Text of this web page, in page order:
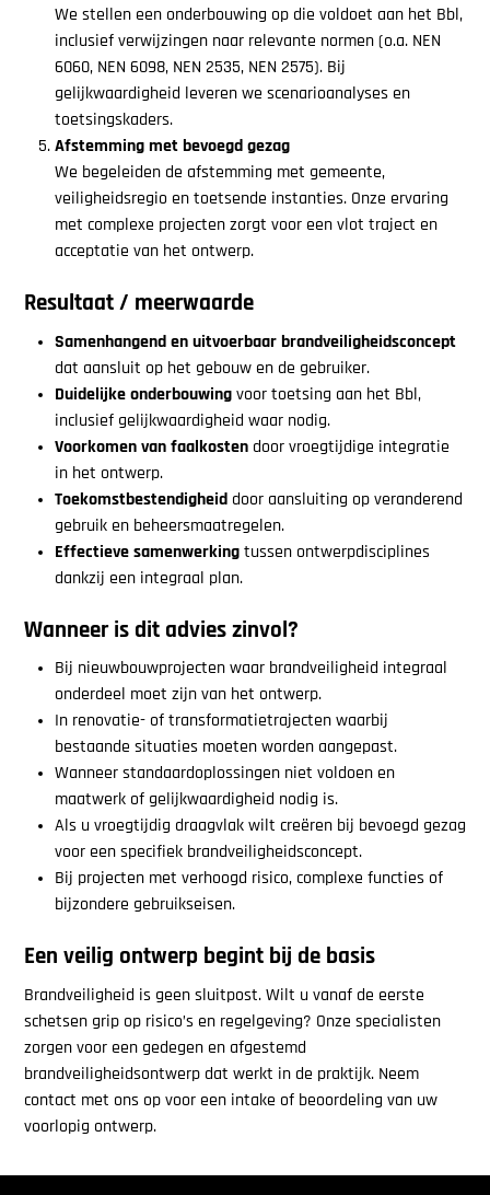
We stellen een onderbouwing op die voldoet aan het Bbl,
inclusief verwijzingen naar relevante normen (o.a. NEN
6060, NEN 6098, NEN 2535, NEN 2575). Bij
gelijkwaardigheid leveren we scenarioanalyses en
toetsingskaders.
Afstemming met bevoegd gezag
We begeleiden de afstemming met gemeente,
veiligheidsregio en toetsende instanties. Onze ervaring
met complexe projecten zorgt voor een vlot traject en
acceptatie van het ontwerp.
Resultaat / meerwaarde
Samenhangend en uitvoerbaar brandveiligheidsconcept
dat aansluit op het gebouw en de gebruiker.
Duidelijke onderbouwingvoor toetsing aan het Bbl,
inclusief gelijkwaardigheid waar nodig.
Voorkomen van faalkostendoor vroegtijdige integratie
in het ontwerp.
Toekomstbestendigheid door aansluiting op veranderend
gebruik en beheersmaatregelen.
Effectieve samenwerkingtussen ontwerpdisciplines
dankzij een integraal plan.
Wanneer is dit advies zinvol?
Bij nieuwbouwprojecten waar brandveiligheid integraal
onderdeel moet zijn van het ontwerp.
In renovatie- of transformatietrajecten waarbij
bestaande situaties moeten worden aangepast.
Wanneer standaardoplossingen niet voldoen en
maatwerk of gelijkwaardigheid nodig is.
Als u vroegtijdig draagvlak wilt creëren bij bevoegd gezag
voor een specifiek brandveiligheidsconcept.
Bij projecten met verhoogd risico, complexe functies of
bijzondere gebruikseisen.
Een veilig ontwerp begint bij de basis
Brandveiligheid is geen sluitpost. Wilt u vanaf de eerste
schetsen grip op risico’s en regelgeving? Onze specialisten
zorgen voor een gedegen en afgestemd
brandveiligheidsontwerp dat werkt in de praktijk. Neem
contact met ons op voor een intake of beoordeling van uw
voorlopig ontwerp.